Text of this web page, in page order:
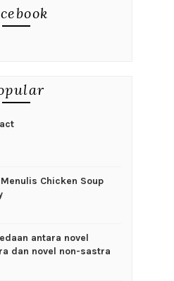
Chicken Soup
antara novel
dan novel non-sastra